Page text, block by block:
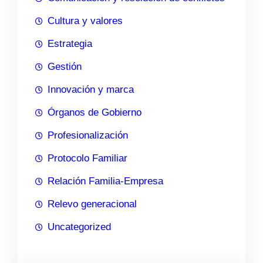
Cultura y valores
Estrategia
Gestión
Innovación y marca
Órganos de Gobierno
Profesionalización
Protocolo Familiar
Relación Familia-Empresa
Relevo generacional
Uncategorized